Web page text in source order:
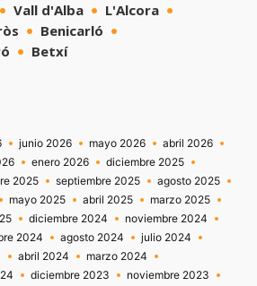
Vall d'Alba
L'Alcora
Benicarló
Betxí
junio 2026 mayo 2026
abril 2026
enero 2026
diciembre 2025
2025 septiembre 2025
agosto 2025
mayo 2025 abril 2025
marzo 2025
diciembre 2024
noviembre 2024
2024 agosto 2024
julio 2024
abril 2024
marzo 2024
diciembre 2023
noviembre 2023